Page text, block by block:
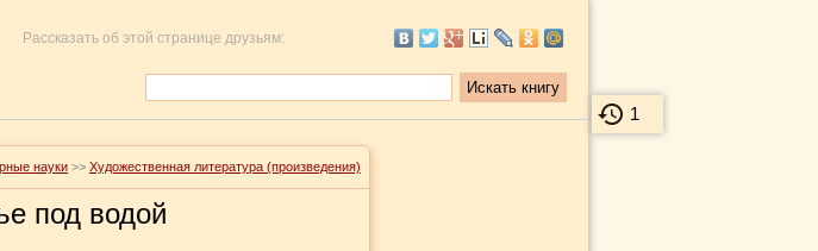
1
Рассказать об этой странице друзьям:
науки >> Художественная литература (произведения)
под водой